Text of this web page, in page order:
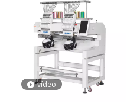
vídeo
vídeo